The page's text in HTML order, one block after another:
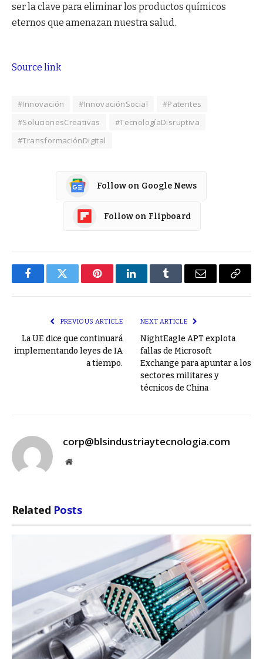
ser la clave para eliminar los productos químicos
eternos que amenazan nuestra salud.
Source link
#Innovación #InnovaciónSocial
#Patentes
#SolucionesCreativas
#TecnologíaDisruptiva
#TransformaciónDigital
Follow on Google News
Follow on Flipboard
FacebookTwitter PinterestLinkedInTumblr Email
Copy
PREVIOUS ARTICLE
La UE dice que continuará
implementando leyes de IA
a tiempo.
NEXT ARTICLE
NightEagle APT explota
fallas de Microsoft
Exchange para apuntar a los
sectores militares y
técnicos de China
corp@blsindustriaytecnologia.com
Website
Related Posts